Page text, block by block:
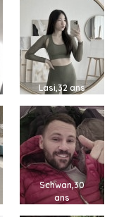
Lasi,32 ans
Schwan,30
ans